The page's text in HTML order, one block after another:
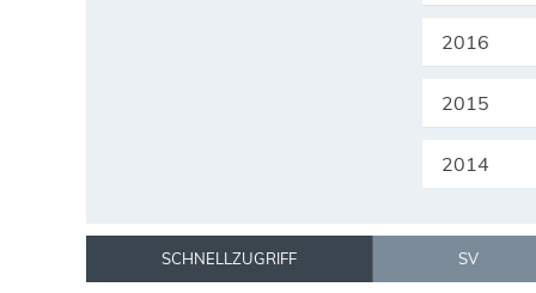
2016
2015
2014
SCHNELLZUGRIFF SV